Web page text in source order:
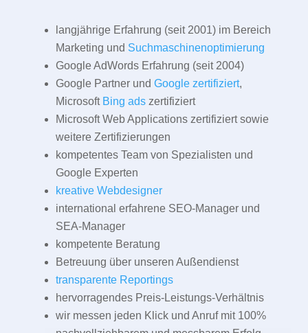
langjährige Erfahrung (seit 2001) im Bereich
Marketing und Suchmaschinenoptimierung
Google AdWords Erfahrung (seit 2004)
Google Partner und Google zertifiziert,
Microsoft Bing adszertifiziert
Microsoft Web Applications zertifiziert sowie
weitere Zertifizierungen
kompetentes Team von Spezialisten und
Google Experten
kreative Webdesigner
international erfahrene SEO-Manager und
SEA-Manager
kompetente Beratung
Betreuung über unseren Außendienst
transparente Reportings
hervorragendes Preis-Leistungs-Verhältnis
wir messen jeden Klick und Anruf mit 100%